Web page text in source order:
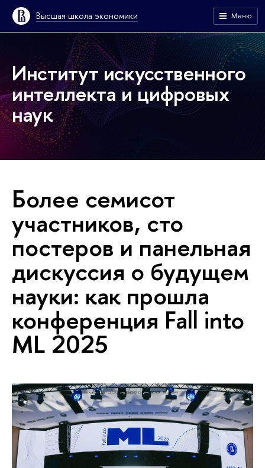
Высшая школа экономики Меню
Институт искусственного
интеллекта и цифровых
наук
Более семисот
участников, сто
постеров и панельная
дискуссия о будущем
науки: как прошла
конференция Fall into
ML 2025